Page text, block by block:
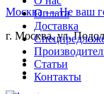
Оплата
Доставка
Статьи
Контакты
Москва— Не ваш
г. Москва, ул.